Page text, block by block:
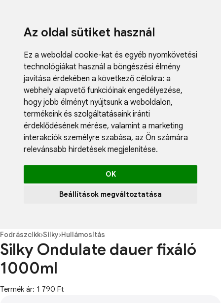
Az oldal sütiket használ
Ez a weboldal cookie-kat és egyéb nyomkövetési
technológiákat használ a böngészési élmény
javítása érdekében a következő célokra: a
webhely alapvető funkcióinak engedélyezése,
hogy jobb élményt nyújtsunk a weboldalon,
termékeink és szolgáltatásaink iránti
érdeklődésének mérése, valamint a marketing
interakciók személyre szabása, az Ön számára
relevánsabb hirdetések megjelenítése.
OK
Beállítások megváltoztatása
Blog
Fodrászcikk›Silky›Hullámosítás
Silky Ondulate dauer fixáló
1000ml
Termék ár: 1 790 Ft